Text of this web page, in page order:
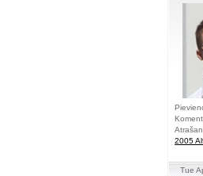
2005
Tue